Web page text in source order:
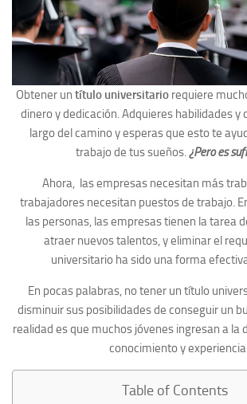
Obtener un título universitario requiere
dinero y dedicación. Adquieres habilidades y
largo del camino y esperas que esto te
trabajo de tus sueños.¿Pero es
Ahora, las empresas necesitan más
trabajadores necesitan puestos de trabajo.
las personas, las empresas tienen la tarea
atraer nuevos talentos, y eliminar el
universitario ha sido una forma
En pocas palabras, no tener un título
disminuir sus posibilidades de conseguir un
realidad es que muchos jóvenes ingresan a la
conocimiento y
Table of Contents